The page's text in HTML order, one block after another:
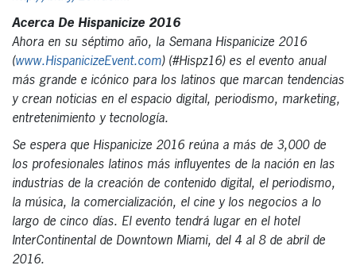
Acerca De Hispanicize 2016
Ahora en su séptimo año, la Semana Hispanicize 2016
(www.HispanicizeEvent.com) (#Hispz16) es el evento anual
más grande e icónico para los latinos que marcan tendencias
y crean noticias en el espacio digital, periodismo, marketing,
entretenimiento y tecnología.
Se espera que Hispanicize 2016 reúna a más de 3,000 de
los profesionales latinos más influyentes de la nación en las
industrias de la creación de contenido digital, el periodismo,
la música, la comercialización, el cine y los negocios a lo
largo de cinco días. El evento tendrá lugar en el hotel
InterContinental de Downtown Miami, del 4 al 8 de abril de
2016.